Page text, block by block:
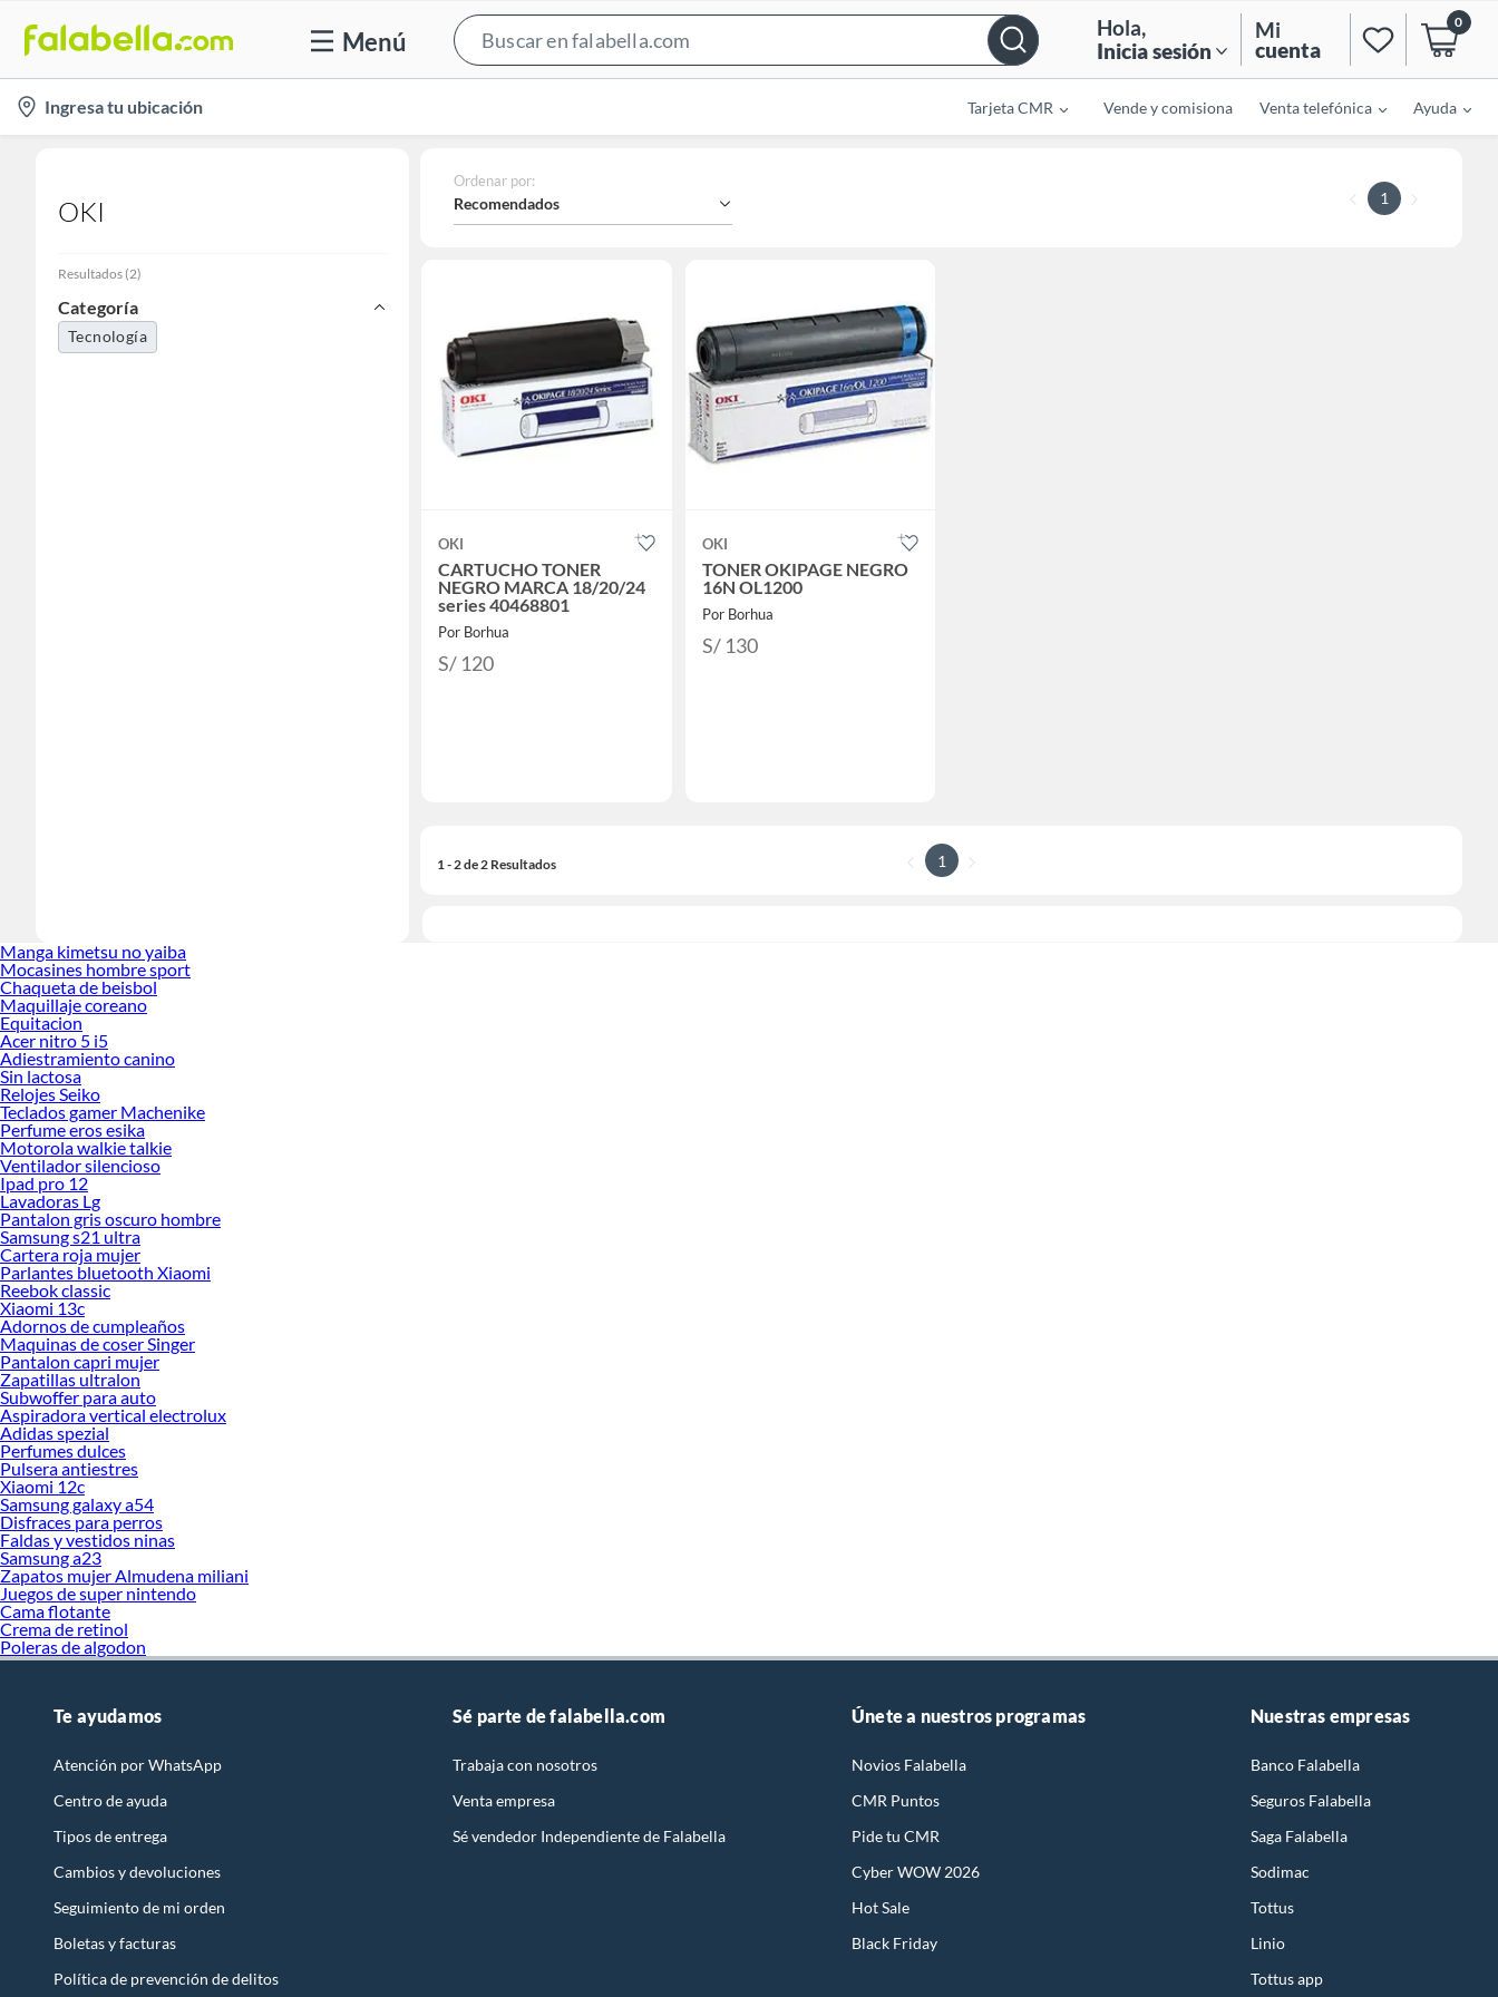
Menú
Bar
Hola,
Inicia sesión
Mi
cuenta
0
location-
icon
Ingresa tu ubicación Tarjeta CMR Vende y comisiona Venta telefónica Ayuda
OKI
Resultados (2)
Categoría
Tecnología
Ordenar por:
Recomendados 1
OKI
CARTUCHO TONER
NEGRO MARCA 18/20/24
series 40468801
Por Borhua
S/ 120
OKI
TONER OKIPAGE NEGRO
16N OL1200
Por Borhua
S/ 130
1 - 2 de 2 Resultados 1
Manga kimetsu no yaiba
Mocasines hombre sport
Chaqueta de beisbol
Maquillaje coreano
Equitacion
Acer nitro 5 i5
Adiestramiento canino
Sin lactosa
Relojes Seiko
Teclados gamer Machenike
Perfume eros esika
Motorola walkie talkie
Ventilador silencioso
Ipad pro 12
Lavadoras Lg
Pantalon gris oscuro hombre
Samsung s21 ultra
Cartera roja mujer
Parlantes bluetooth Xiaomi
Reebok classic
Xiaomi 13c
Adornos de cumpleaños
Maquinas de coser Singer
Pantalon capri mujer
Zapatillas ultralon
Subwoffer para auto
Aspiradora vertical electrolux
Adidas spezial
Perfumes dulces
Pulsera antiestres
Xiaomi 12c
Samsung galaxy a54
Disfraces para perros
Faldas y vestidos ninas
Samsung a23
Zapatos mujer Almudena miliani
Juegos de super nintendo
Cama flotante
Crema de retinol
Poleras de algodon
Te ayudamos
Atención por WhatsApp
Centro de ayuda
Tipos de entrega
Cambios y devoluciones
Seguimiento de mi orden
Boletas y facturas
Política de prevención de delitos
Sé parte de falabella.com
Trabaja con nosotros
Venta empresa
Sé vendedor Independiente de Falabella
Únete a nuestros programas
Novios Falabella
CMR Puntos
Pide tu CMR
Cyber WOW 2026
Hot Sale
Black Friday
Nuestras empresas
Banco Falabella
Seguros Falabella
Saga Falabella
Sodimac
Tottus
Linio
Tottus app